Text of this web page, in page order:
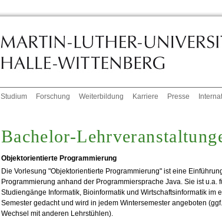
Studium Forschung Weiterbildung Karriere Presse
Bachelor-
Objektorientierte Programmierung
Die Vorlesung "Objektorientierte Programmierung" ist eine
Programmierung anhand der Programmiersprache Java. Sie ist u.a.
Studiengänge Informatik, Bioinformatik und Wirtschaftsinformatik im
Semester gedacht und wird in jedem Wintersemester angeboten
Wechsel mit anderen Lehrstühlen).